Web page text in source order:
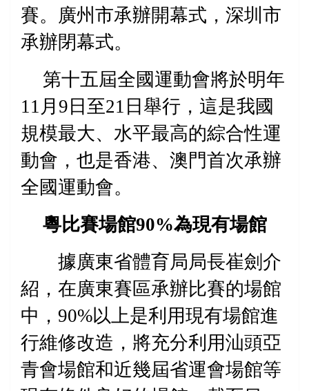
賽。廣州市承辦開幕式，深圳市
承辦閉幕式。
第十五屆全國運動會將於明年
11 月 9 日至21 日舉行，這是我國
規模最大、水平最高的綜合性運
動會，也是香港、澳門首次承辦
全國運動會。
粵比賽場館90%為現有場館
據廣東省體育局局長崔劍介
紹，在廣東賽區承辦比賽的場館
中， 90%以上是利用現有場館進
行維修改造 ，將充分利用汕頭亞
青會場館和近幾屆省運會場館等